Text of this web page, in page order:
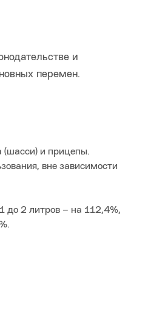
и
перемен.
(шасси) и прицепы.
вне зависимости
до 2 литров – на 112,4%,